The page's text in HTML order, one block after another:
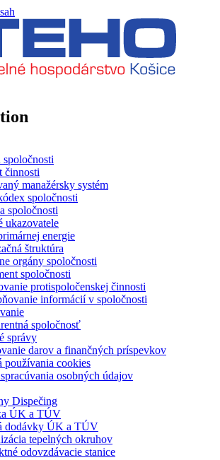
činnosti
manažérsky systém
spoločnosti
spoločnosti
ukazovatele
energie
štruktúra
orgány spoločnosti
spoločnosti
protispoločenskej činnosti
informácií v spoločnosti
spoločnosť
správy
darov a finančných príspevkov
používania cookies
osobných údajov
Dispečing
ÚK a TÚV
dodávky ÚK a TÚV
tepelných okruhov
odovzdávacie stanice